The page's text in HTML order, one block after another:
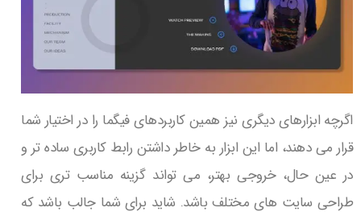
اگرچه ابزارهای دیگری نیز همین کاربردهای فیگما را در اختیار شما
قرار می دهند، اما این ابزار به خاطر داشتن رابط کاربری ساده تر و
در عین حال، خروجی بهتر، می تواند گزینه مناسب تری برای
طراحی سایت های مختلف باشد. شاید برای شما جالب باشد که